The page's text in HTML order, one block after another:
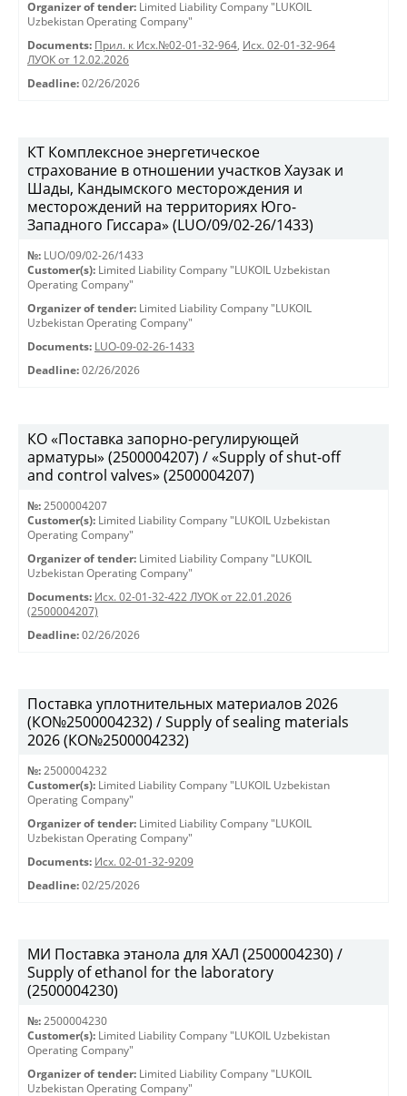
Organizer of tender: Limited Liability Company "LUKOIL
Uzbekistan Operating Company"
Documents: Прил. к Исх.№02-01-32-964, Исх. 02-01-32-964
ЛУОК от 12.02.2026
Deadline: 02/26/2026
КТ Комплексное энергетическое
страхование в отношении участков Хаузак и
Шады, Кандымского месторождения и
месторождений на территориях Юго-
Западного Гиссара» (LUO/09/02-26/1433)
№: LUO/09/02-26/1433
Customer(s): Limited Liability Company "LUKOIL Uzbekistan
Operating Company"
Organizer of tender: Limited Liability Company "LUKOIL
Uzbekistan Operating Company"
Documents: LUO-09-02-26-1433
Deadline: 02/26/2026
КО «Поставка запорно-регулирующей
арматуры» (2500004207) / «Supply of shut-off
and control valves» (2500004207)
№: 2500004207
Customer(s): Limited Liability Company "LUKOIL Uzbekistan
Operating Company"
Organizer of tender: Limited Liability Company "LUKOIL
Uzbekistan Operating Company"
Documents: Исх. 02-01-32-422 ЛУОК от 22.01.2026
(2500004207)
Deadline: 02/26/2026
Поставка уплотнительных материалов 2026
(КО№2500004232) / Supply of sealing materials
2026 (КО№2500004232)
№: 2500004232
Customer(s): Limited Liability Company "LUKOIL Uzbekistan
Operating Company"
Organizer of tender: Limited Liability Company "LUKOIL
Uzbekistan Operating Company"
Documents: Исх. 02-01-32-9209
Deadline: 02/25/2026
МИ Поставка этанола для ХАЛ (2500004230) /
Supply of ethanol for the laboratory
(2500004230)
№: 2500004230
Customer(s): Limited Liability Company "LUKOIL Uzbekistan
Operating Company"
Organizer of tender: Limited Liability Company "LUKOIL
Uzbekistan Operating Company"